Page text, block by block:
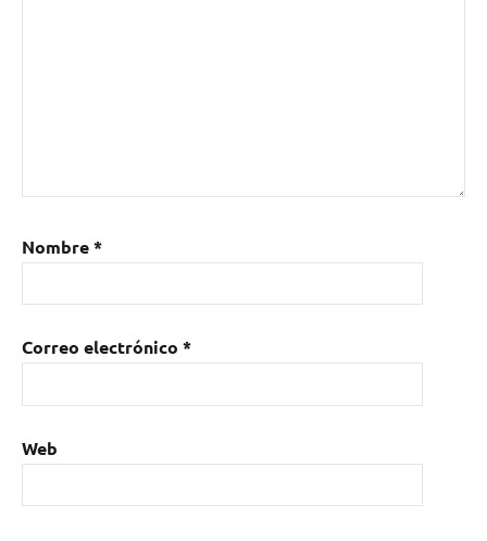
Nombre*
Correo electrónico *
Web